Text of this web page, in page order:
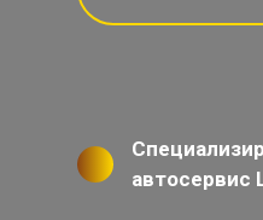
автосервис